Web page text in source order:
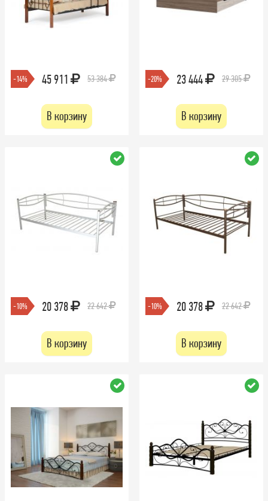
-14% 45 911 53 384
В корзину
-20% 23 444 29 305
В корзину
-10% 20 378 22 642
В корзину
-10% 20 378 22 642
В корзину